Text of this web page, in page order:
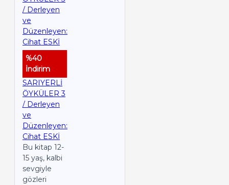
%40
İndirim
SARIYERLİ
ÖYKÜLER 3
/ Derleyen
ve
Düzenleyen:
Cihat ESKİ
Bu kitap 12-
15 yaş, kalbi
sevgiyle
gözleri